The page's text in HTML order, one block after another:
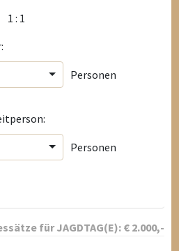
1 : 1
Personen
Personen
fürJAGDTAG(E): € 2.000,-